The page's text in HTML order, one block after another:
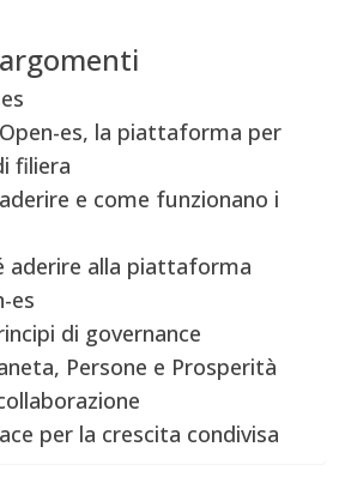
es, la piattaforma per
filiera
e come funzionano i
aderire alla piattaforma
es
di governance
Persone e Prosperità
per la crescita condivisa